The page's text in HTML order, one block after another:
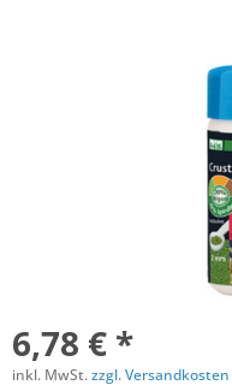
6,78 € *
inkl. MwSt.zzgl. Versandkosten